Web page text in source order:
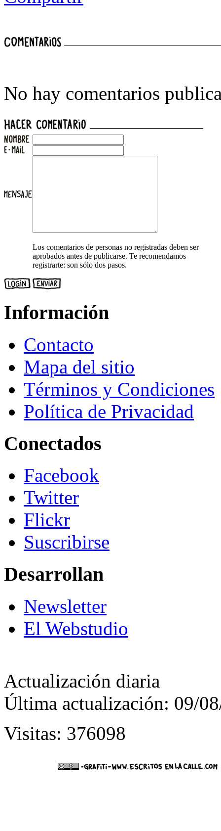
No hay comentarios
Los comentarios de personas no registradas deben ser
aprobados antes de publicarse. Te recomendamos
registrarte: son sólo dos pasos.
Información
Contacto
Mapa del sitio
Términos y Condiciones
Política de Privacidad
Conectados
Facebook
Twitter
Flickr
Suscribirse
Desarrollan
Newsletter
El Webstudio
Actualización diaria
Última actualización: 09/
Visitas: 376098